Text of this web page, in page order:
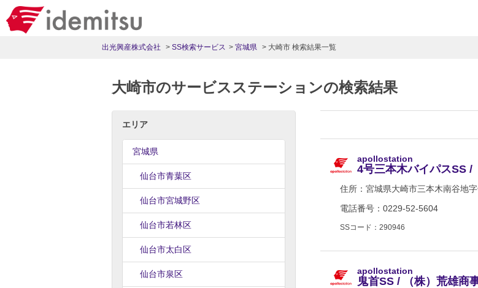
出光興産株式会社 SS検索サービス 宮城県 大崎市 検索結果一覧
大崎市のサービスステーションの検索結果
エリア
宮城県
仙台市青葉区
仙台市宮城野区
仙台市若林区
仙台市太白区
仙台市泉区
apollostation
4号三本木バイパスSS
住所： 宮城県大崎市三本木南谷地
電話番号：0229-52-5604
SSコード：290946
apollostation
鬼首SS / （株）荒雄商